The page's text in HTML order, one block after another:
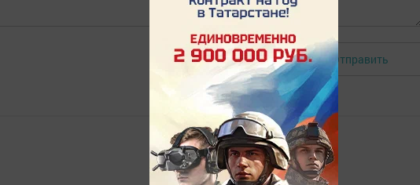
Авторизоваться Отправить